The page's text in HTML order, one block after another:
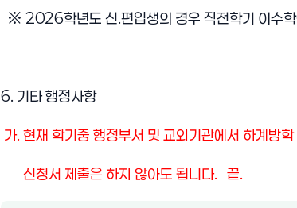
※ 2026학년도 신.편입생의 경우 직전학기 이수학
6. 기타 행정사항
가. 현재 학기중 행정부서 및 교외기관에서 하계방
신청서 제출은 하지 않아도 됩니다. 끝.